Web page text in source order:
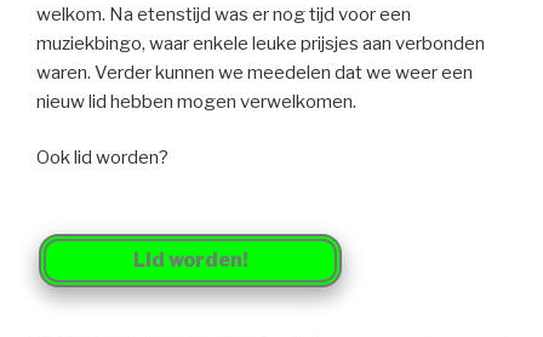
welkom. Na etenstijd was er nog tijd voor een
muziekbingo, waar enkele leuke prijsjes aan verbonden
waren. Verder kunnen we meedelen dat we weer een
nieuw lid hebben mogen verwelkomen.
Ook lid worden?
Lid worden!